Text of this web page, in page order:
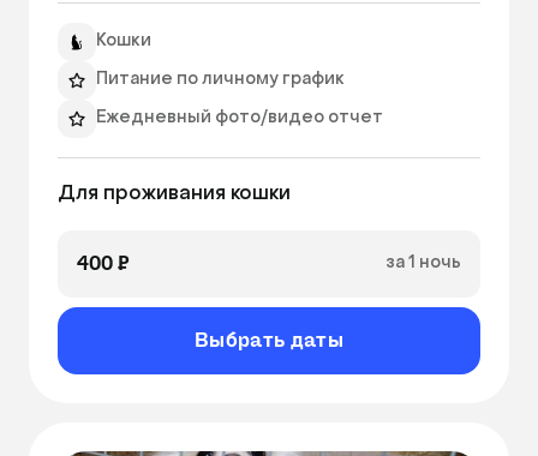
Кошки
Питание по личному график
Ежедневный фото/видео отчет
Для проживания кошки
400 ₽ за 1 ночь
Выбрать даты